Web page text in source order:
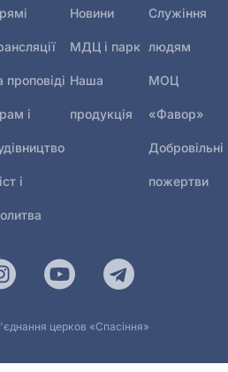
проповіді
і
і
Новини
МДЦ і парк
Наша
продукція
Служіння
людям
МОЦ
«Фавор»
Добровільні
пожертви
церков «Спасіння»